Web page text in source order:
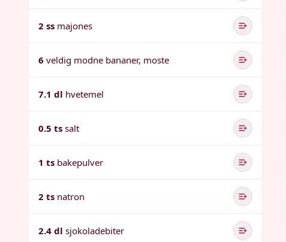
2 ss majones
6 veldig modne bananer, moste
7.1 dl hvetemel
0.5 ts salt
1 ts bakepulver
2 ts natron
2.4 dl sjokoladebiter